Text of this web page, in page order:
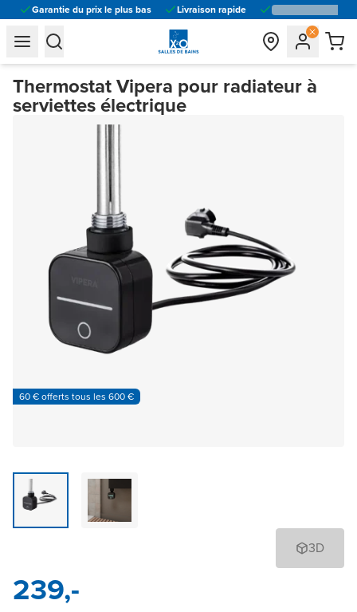
Garantie du prix le plus bas Livraison rapide
general.navigation.toggle_menu.label
general.navigation.toggle_menu.label
Thermostat Vipera pour radiateur à
serviettes électrique
60 € offerts tous les 600 €
3D
239,-